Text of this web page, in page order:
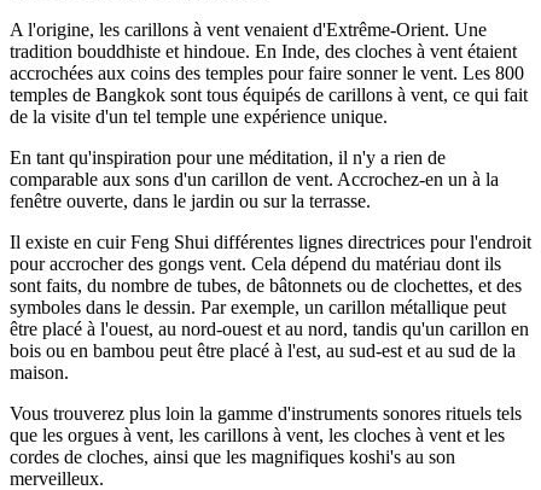
A l'origine, les carillons à vent venaient d'Extrême-Orient. Une
tradition bouddhiste et hindoue. En Inde, des cloches à vent étaient
accrochées aux coins des temples pour faire sonner le vent. Les 800
temples de Bangkok sont tous équipés de carillons à vent, ce qui fait
de la visite d'un tel temple une expérience unique.
En tant qu'inspiration pour une méditation, il n'y a rien de
comparable aux sons d'un carillon de vent. Accrochez-en un à la
fenêtre ouverte, dans le jardin ou sur la terrasse.
Il existe en cuir Feng Shui différentes lignes directrices pour l'endroit
pour accrocher des gongs vent. Cela dépend du matériau dont ils
sont faits, du nombre de tubes, de bâtonnets ou de clochettes, et des
symboles dans le dessin. Par exemple, un carillon métallique peut
être placé à l'ouest, au nord-ouest et au nord, tandis qu'un carillon en
bois ou en bambou peut être placé à l'est, au sud-est et au sud de la
maison.
Vous trouverez plus loin la gamme d'instruments sonores rituels tels
que les orgues à vent, les carillons à vent, les cloches à vent et les
cordes de cloches, ainsi que les magnifiques koshi's au son
merveilleux.